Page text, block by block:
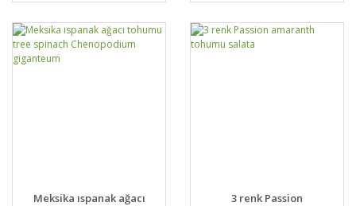
Meksika ıspanak ağacı
3 renk Passion